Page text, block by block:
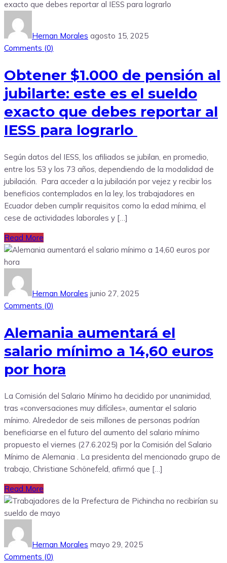
Hernan Morales agosto 15, 2025
Comments (0)
Obtener $1.000 de pensión al
jubilarte: este es el sueldo
exacto que debes reportar al
IESS para lograrlo
Según datos del IESS, los afiliados se jubilan, en promedio,
entre los 53 y los 73 años, dependiendo de la modalidad de
jubilación. Para acceder a la jubilación por vejez y recibir los
beneficios contemplados en la ley, los trabajadores en
Ecuador deben cumplir requisitos como la edad mínima, el
cese de actividades laborales y […]
Read More
Hernan Morales junio 27, 2025
Comments (0)
Alemania aumentará el
salario mínimo a 14,60 euros
por hora
La Comisión del Salario Mínimo ha decidido por unanimidad,
tras «conversaciones muy difíciles», aumentar el salario
mínimo. Alrededor de seis millones de personas podrían
beneficiarse en el futuro del aumento del salario mínimo
propuesto el viernes (27.6.2025) por la Comisión del Salario
Mínimo de Alemania . La presidenta del mencionado grupo de
trabajo, Christiane Schönefeld, afirmó que […]
Read More
Hernan Morales mayo 29, 2025
Comments (0)